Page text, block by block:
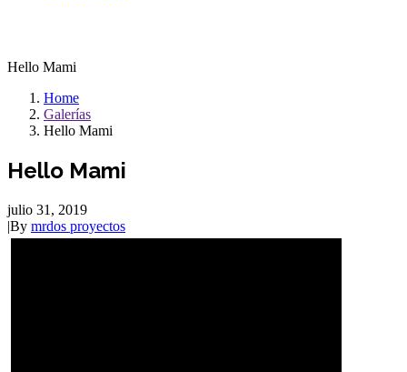
Hello Mami
Home
Galerías
Hello Mami
Hello Mami
julio 31, 2019
|By mrdos proyectos